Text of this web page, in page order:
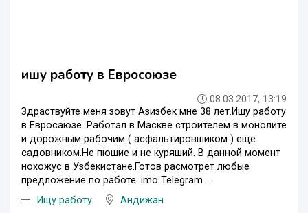
ишу работу в Евросоюзе
08.03.2017, 13:19
Здраствуйте меня зовут Азизбек мне 38 лет.Ишу работу
в Евросаюзе. Работал в Маскве строителем в монолите
и дорожным рабочим ( асфальтировшиком ) еще
садовником.Не пюшие и не куряший. В данной момент
нохожус в Узбекистане.Готов расмотрет любые
предложение по работе. imo Telegram ...
Ищу работу
Андижан